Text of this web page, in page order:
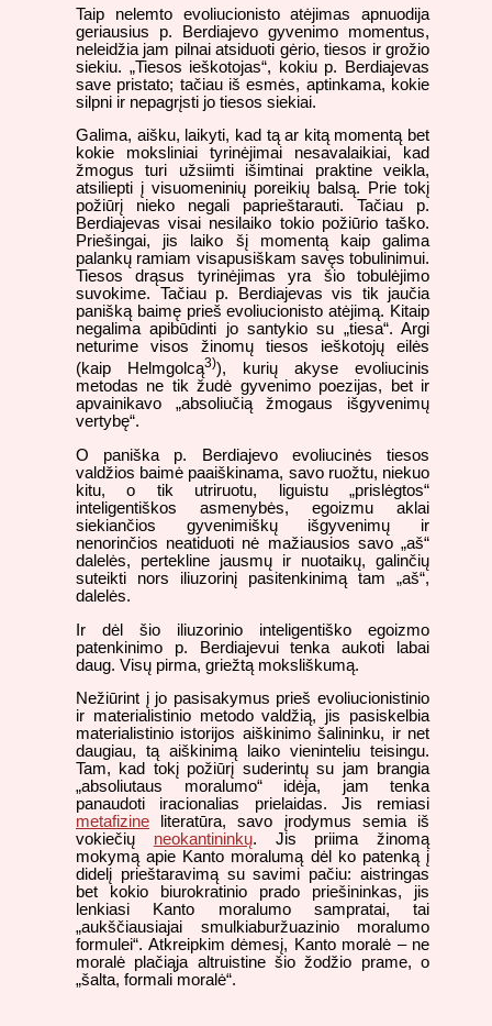
Taip nelemto evoliucionisto atėjimas apnuodija
geriausius p. Berdiajevo gyvenimo momentus,
neleidžia jam pilnai atsiduoti gėrio, tiesos ir grožio
siekiu. „Tiesos ieškotojas“, kokiu p. Berdiajevas
save pristato; tačiau iš esmės, aptinkama, kokie
silpni ir nepagrįsti jo tiesos siekiai.
Galima, aišku, laikyti, kad tą ar kitą momentą bet
kokie moksliniai tyrinėjimai nesavalaikiai, kad
žmogus turi užsiimti išimtinai praktine veikla,
atsiliepti į visuomeninių poreikių balsą. Prie tokį
požiūrį nieko negali paprieštarauti. Tačiau p.
Berdiajevas visai nesilaiko tokio požiūrio taško.
Priešingai, jis laiko šį momentą kaip galima
palankų ramiam visapusiškam savęs tobulinimui.
Tiesos drąsus tyrinėjimas yra šio tobulėjimo
suvokime. Tačiau p. Berdiajevas vis tik jaučia
panišką baimę prieš evoliucionisto atėjimą. Kitaip
negalima apibūdinti jo santykio su „tiesa“. Argi
neturime visos žinomų tiesos ieškotojų eilės
(kaip Helmgolcą3)), kurių akyse evoliucinis
metodas ne tik žudė gyvenimo poezijas, bet ir
apvainikavo „absoliučią žmogaus išgyvenimų
vertybę“.
O paniška p. Berdiajevo evoliucinės tiesos
valdžios baimė paaiškinama, savo ruožtu, niekuo
kitu, o tik utriruotu, liguistu „prislėgtos“
inteligentiškos asmenybės, egoizmu aklai
siekiančios gyvenimiškų išgyvenimų ir
nenorinčios neatiduoti nė mažiausios savo „aš“
dalelės, pertekline jausmų ir nuotaikų, galinčių
suteikti nors iliuzorinį pasitenkinimą tam „aš“,
dalelės.
Ir dėl šio iliuzorinio inteligentiško egoizmo
patenkinimo p. Berdiajevui tenka aukoti labai
daug. Visų pirma, griežtą moksliškumą.
Nežiūrint į jo pasisakymus prieš evoliucionistinio
ir materialistinio metodo valdžią, jis pasiskelbia
materialistinio istorijos aiškinimo šalininku, ir net
daugiau, tą aiškinimą laiko vieninteliu teisingu.
Tam, kad tokį požiūrį suderintų su jam brangia
„absoliutaus moralumo“ idėja, jam tenka
panaudoti iracionalias prielaidas. Jis remiasi
metafizine literatūra, savo įrodymus semia iš
vokiečių neokantininkų. Jis priima žinomą
mokymą apie Kanto moralumą dėl ko patenką į
didelį prieštaravimą su savimi pačiu: aistringas
bet kokio biurokratinio prado priešininkas, jis
lenkiasi Kanto moralumo sampratai, tai
„aukščiausiajai smulkiaburžuazinio moralumo
formulei“. Atkreipkim dėmesį, Kanto moralė – ne
moralė plačiąja altruistine šio žodžio prame, o
„šalta, formali moralė“.